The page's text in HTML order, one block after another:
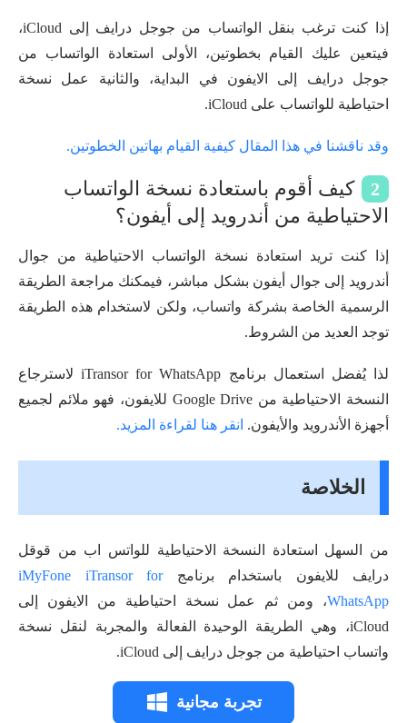
إذا كنت ترغب بنقل الواتساب من جوجل درايف إلى iCloud،
فيتعين عليك القيام بخطوتين، الأولى استعادة الواتساب من
جوجل درايف إلى الايفون في البداية، والثانية عمل نسخة
احتياطية للواتساب على iCloud.
وقد ناقشنا في هذا المقال كيفية القيام بهاتين الخطوتين.
2
كيف أقوم باستعادة نسخة الواتساب
الاحتياطية من أندرويد إلى أيفون؟
إذا كنت تريد استعادة نسخة الواتساب الاحتياطية من جوال
أندرويد إلى جوال أيفون بشكل مباشر، فيمكنك مراجعة الطريقة
الرسمية الخاصة بشركة واتساب، ولكن لاستخدام هذه الطريقة
توجد العديد من الشروط.
لذا يُفضل استعمال برنامج iTransor for WhatsApp لاسترجاع
النسخة الاحتياطية من Google Drive للايفون، فهو ملائم لجميع
أجهزة الأندرويد والأيفون. انقر هنا لقراءة المزيد.
الخلاصة
من السهل استعادة النسخة الاحتياطية للواتس اب من قوقل
درايف للايفون باستخدام برنامجiMyFone iTransor for
WhatsApp، ومن ثم عمل نسخة احتياطية من الايفون إلى
iCloud، وهي الطريقة الوحيدة الفعالة والمجربة لنقل نسخة
واتساب احتياطية من جوجل درايف إلى iCloud.
تجربة مجانية